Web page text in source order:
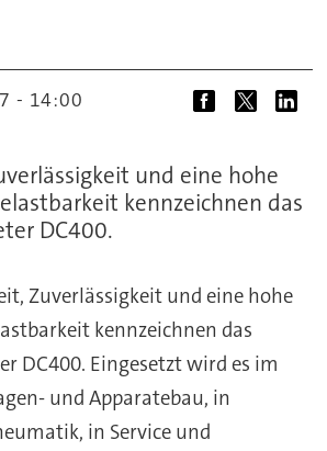
- 14:00
und eine hohe
kennzeichnen das
DC400.
Zuverlässigkeit und eine hohe
kennzeichnen das
DC400. Eingesetzt wird es im
und Apparatebau, in
in Service und